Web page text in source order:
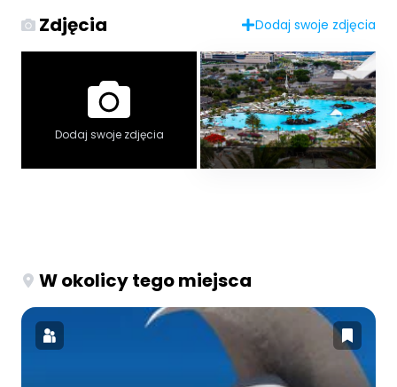
Zdjęcia Dodaj swoje zdjęcia
Dodaj swoje zdjęcia
W okolicy tego miejsca